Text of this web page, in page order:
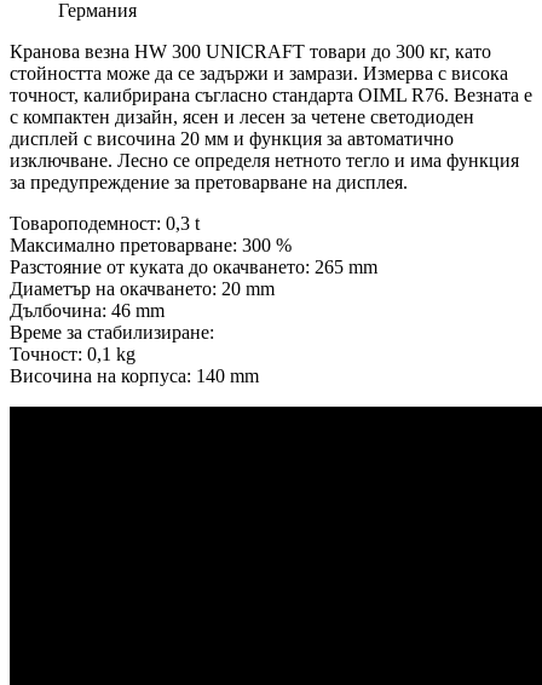
Германия
Кранова везна HW 300 UNICRAFT товари до 300 кг, като
стойността може да се задържи и замрази. Измерва с висока
точност, калибрирана съгласно стандарта OIML R76. Везната е
с компактен дизайн, ясен и лесен за четене светодиоден
дисплей с височина 20 мм и функция за автоматично
изключване. Лесно се определя нетното тегло и има функция
за предупреждение за претоварване на дисплея.
Товароподемност: 0,3 t
Максимално претоварване: 300 %
Разстояние от куката до окачването: 265 mm
Диаметър на окачването: 20 mm
Дълбочина: 46 mm
Време за стабилизиране:
Точност: 0,1 kg
Височина на корпуса: 140 mm